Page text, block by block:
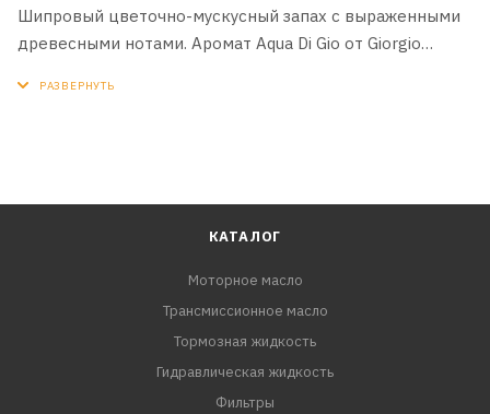
Шипровый цветочно-мускусный запах с выраженными
древесными нотами. Аромат Aqua Di Gio oт Giorgio
КАТАЛОГ
Моторное масло
Трансмиссионное масло
Тормозная жидкость
Гидравлическая жидкость
Фильтры